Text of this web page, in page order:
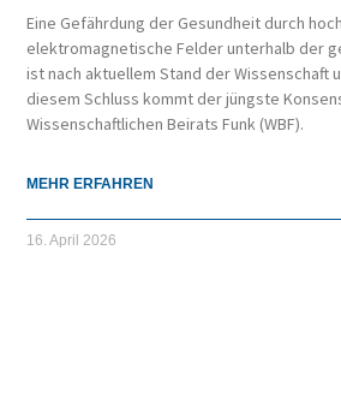
Eine Gefährdung der Gesundheit durch
elektromagnetische Felder unterhalb der
ist nach aktuellem Stand der Wissenschaft
diesem Schluss kommt der jüngste
Wissenschaftlichen Beirats Funk (WBF).
MEHR ERFAHREN
16. April 2026